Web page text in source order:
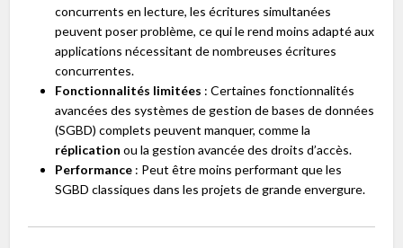
concurrents en lecture, les écritures simultanées
peuvent poser problème, ce qui le rend moins adapté aux
applications nécessitant de nombreuses écritures
concurrentes.
Fonctionnalités limitées : Certaines fonctionnalités
avancées des systèmes de gestion de bases de données
(SGBD) complets peuvent manquer, comme la
réplication ou la gestion avancée des droits d’accès.
Performance : Peut être moins performant que les
SGBD classiques dans les projets de grande envergure.